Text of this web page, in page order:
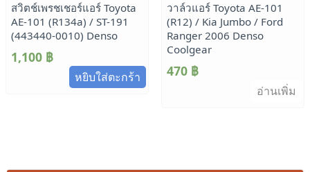
สวิตช์เพรชเชอร์แอร์ Toyota
AE-101 (R134a) / ST-191
(443440-0010) Denso
1,100 ฿
หยิบใส่ตะกร้า
วาล์วแอร์ Toyota AE-101
(R12) / Kia Jumbo / Ford
Ranger 2006 Denso
Coolgear
470 ฿
อ่านเพิ่ม